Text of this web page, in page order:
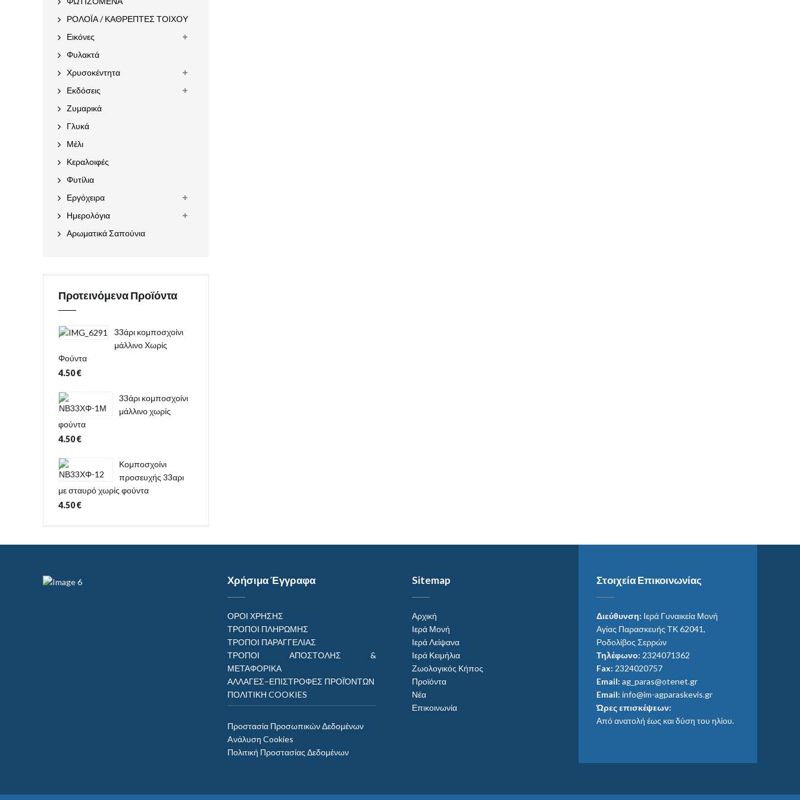
ΡΟΛΟΪΑ / ΚΑΘΡΕΠΤΕΣ ΤΟΙΧΟΥ
Εικόνες
Φυλακτά
Χρυσοκέντητα
Εκδόσεις
Ζυμαρικά
Γλυκά
Μέλι
Κεραλοιφές
Φυτίλια
Εργόχειρα
Ημερολόγια
Αρωματικά Σαπούνια
Προτεινόμενα Προϊόντα
33άρι κομποσχοίνι
μάλλινο Χωρίς
Φούντα
4.50€
33άρι κομποσχοίνι
μάλλινο χωρίς
φούντα
4.50€
Κομποσχοίνι
προσευχής 33αρι
με σταυρό χωρίς φούντα
4.50€
Χρήσιμα Έγγραφα
ΟΡΟΙ ΧΡΗΣΗΣ
ΤΡΟΠΟΙ ΠΛΗΡΩΜΗΣ
ΤΡΟΠΟΙ ΠΑΡΑΓΓΕΛΙΑΣ
ΤΡΟΠΟΙ ΑΠΟΣΤΟΛΗΣ &
ΜΕΤΑΦΟΡΙΚΑ
ΑΛΛΑΓΕΣ–ΕΠΙΣΤΡΟΦΕΣ ΠΡΟΪΌΝΤΩΝ
ΠΟΛΙΤΙΚΗ COOKIES
Προστασία Προσωπικών Δεδομένων
Aνάλυση Cookies
Πολιτική Προστασίας Δεδομένων
Sitemap
Αρχική
Ιερά Μονή
Ιερά Λείψανα
Ιερά Κειμήλια
Ζωολογικός Κήπος
Προϊόντα
Νέα
Επικοινωνία
Στοιχεία Επικοινωνίας
Διεύθυνση: Ιερά Γυναικεία Μονή
Αγίας Παρασκευής ΤΚ 62041,
Ροδολίβος Σερρών
Τηλέφωνο: 2324071362
Fax: 2324020757
Email: ag_paras@otenet.gr
Email: info@im-agparaskevis.gr
Ώρες επισκέψεων:
Από ανατολή έως και δύση του ηλίου.